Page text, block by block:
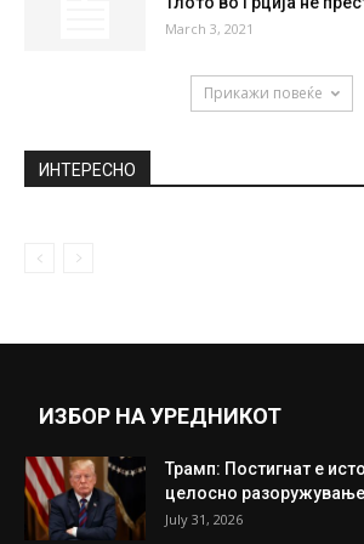
March 3, 2021
Прикажи повеќе
ИНТЕРЕСНО
ИЗБОР НА УРЕДНИКОТ
Трамп: Постигнат е
целосно
July 31, 2026